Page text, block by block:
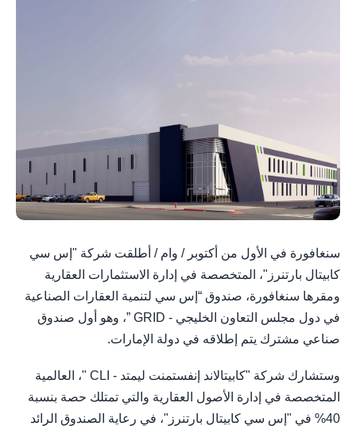
سنغافورة في الأول من أكتوبر / وام / أطلقت شركة "إس سي
كابيتال بارتنرز"، المتخصصة في إدارة الاستثمارات العقارية
ومقرها سنغافورة، صندوق “إس سي لتنمية العقارات الصناعية
في دول مجلس التعاون الخليجي - GRID ”، وهو أول صندوق
صناعي مشترك يتم إطلاقه في دولة الإمارات.
وستشارك شركة "كابيتالاند إنفستمنت ليمتد - CLI "، العالمية
المتخصصة في إدارة الأصول العقارية والتي تمتلك حصة بنسبة
40% في "إس سي كابيتال بارتنرز"، في رعاية الصندوق الرائد